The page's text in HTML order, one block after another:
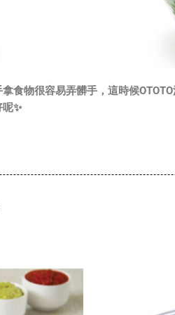
食物很容易弄髒手，這時候OTOTO
✨